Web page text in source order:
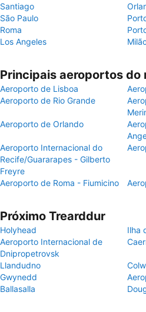
Santiago
São Paulo
Roma
Los Angeles
Principais aeroportos do
Aeroporto de Lisboa
Aeroporto de Rio Grande
Aeroporto de Orlando
Aeroporto Internacional do
Recife/Guararapes - Gilberto
Freyre
Aeroporto de Roma - Fiumicino
Próximo Trearddur
Holyhead
Ilha
Aeroporto Internacional de
Dnipropetrovsk
Llandudno
Gwynedd
Ballasalla